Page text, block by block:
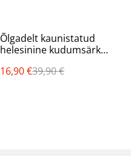
%
Õlgadelt kaunistatud
helesinine kudumsärk
16,90 €39,90 €